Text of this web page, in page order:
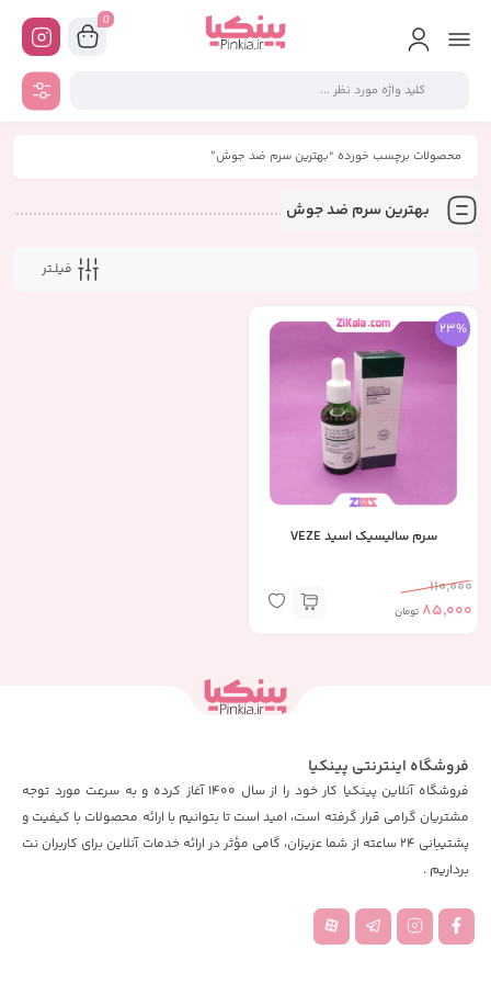
0
محصولات برچسب خورده “بهترین سرم ضد جوش”
بهترین سرم ضد جوش
فیلـتر
23%
سرم سالیسیک اسید VEZE
110,000
85,000 تومان
فروشگاه اینترنتی پینکیا
فروشگاه آنلاین پینکیا کار خود را از سال 1400 آغاز کرده و به سرعت مورد توجه
مشتریان گرامی قرار گرفته است، امید است تا بتوانیم با ارائه محصولات با کیفیت و
پشتیبانی 24 ساعته از شما عزیزان، گامی مؤثر در ارائه خدمات آنلاین برای کاربران نت
برداریم .